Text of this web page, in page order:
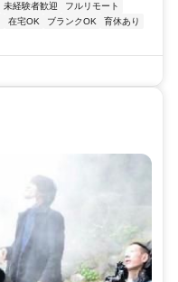
未経験者歓迎
フルリモート
在宅OK ブランクOK
育休あり